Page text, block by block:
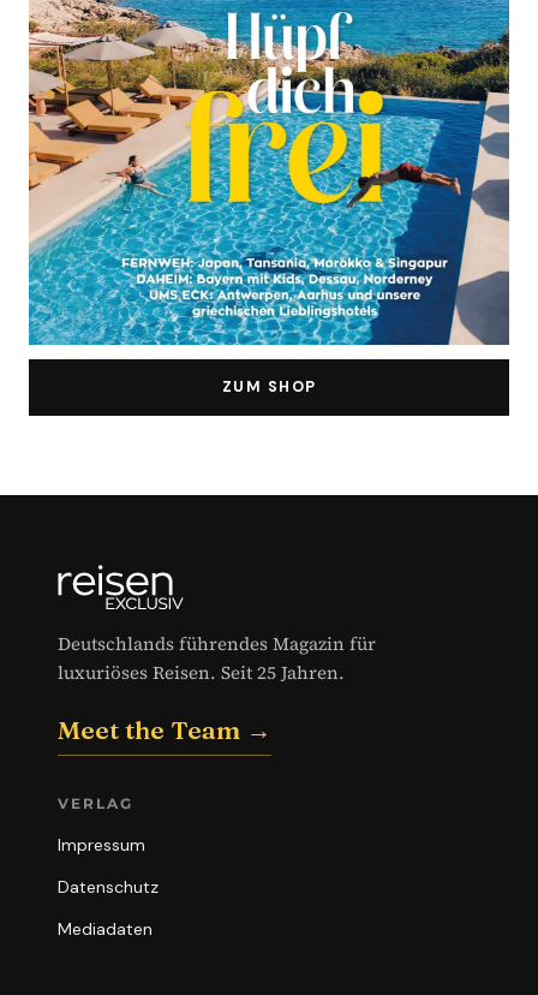
ZUM SHOP
Deutschlands führendes Magazin für
luxuriöses Reisen. Seit 25 Jahren.
Meet the Team →
VERLAG
Impressum
Datenschutz
Mediadaten